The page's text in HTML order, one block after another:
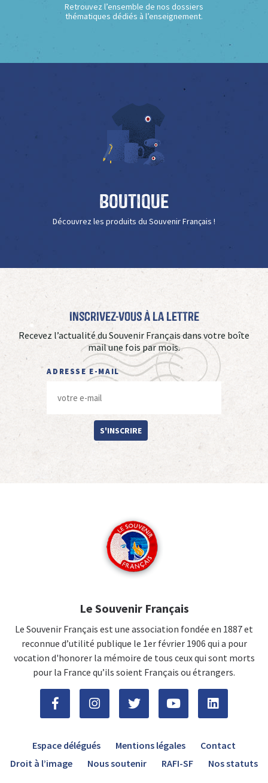
Retrouvez l’ensemble de nos dossiers
thématiques dédiés à l’enseignement.
Boutique
Découvrez les produits du Souvenir Français !
Inscrivez-vous à La Lettre
Recevez l’actualité du Souvenir Français dans votre boîte
mail une fois par mois.
ADRESSE E-MAIL
S'INSCRIRE
Le Souvenir Français
Le Souvenir Français est une association fondée en 1887 et
reconnue d’utilité publique le 1er février 1906 qui a pour
vocation d'honorer la mémoire de tous ceux qui sont morts
pour la France qu’ils soient Français ou étrangers.
Espace délégués Mentions légales
Contact
Droit à l’image
Nous soutenir RAFI-SF Nos statuts